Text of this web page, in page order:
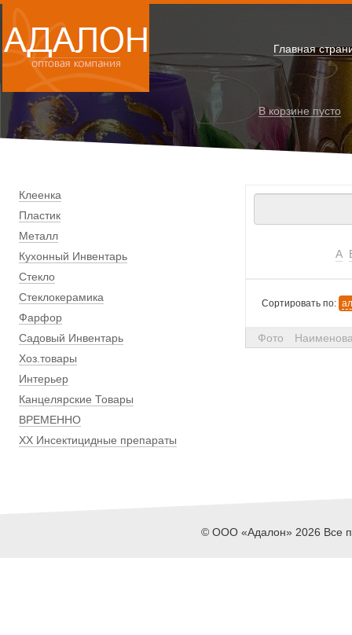
Главная
В корзине пусто
Клеенка
Пластик
Металл
Кухонный Инвентарь
Стекло
Стеклокерамика
Фарфор
Садовый Инвентарь
Хоз.товары
Интерьер
Канцелярские Товары
ВРЕМЕННО
ХХ Инсектицидные препараты
А
Сортировать по:
Фото
© ООО «Адалон» 2026 Все